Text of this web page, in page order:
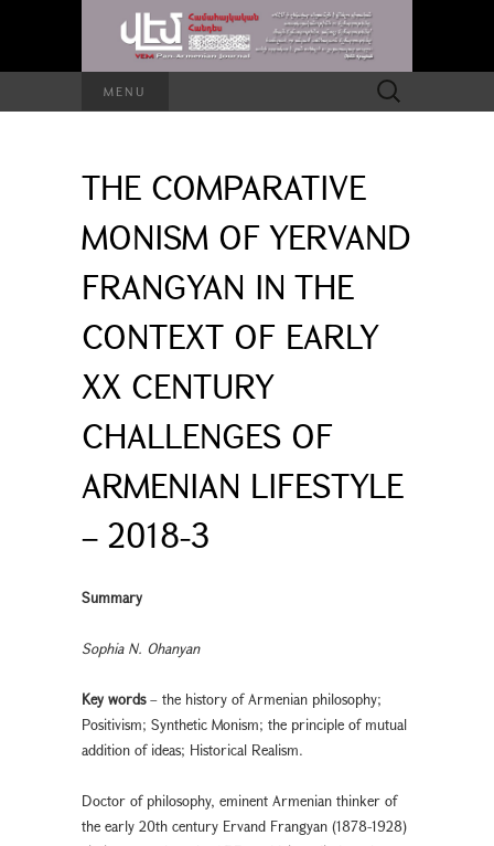
MENU
Search
for:
THE COMPARATIVE
MONISM OF YERVAND
FRANGYAN IN THE
CONTEXT OF EARLY
XX CENTURY
CHALLENGES OF
ARMENIAN LIFESTYLE
– 2018-3
Summary
Sophia N. Ohanyan
Key words– the history of Armenian philosophy;
Positivism; Synthetic Monism; the principle of mutual
addition of ideas; Historical Realism.
Doctor of philosophy, eminent Armenian thinker of
the early 20th century Ervand Frangyan (1878-1928)